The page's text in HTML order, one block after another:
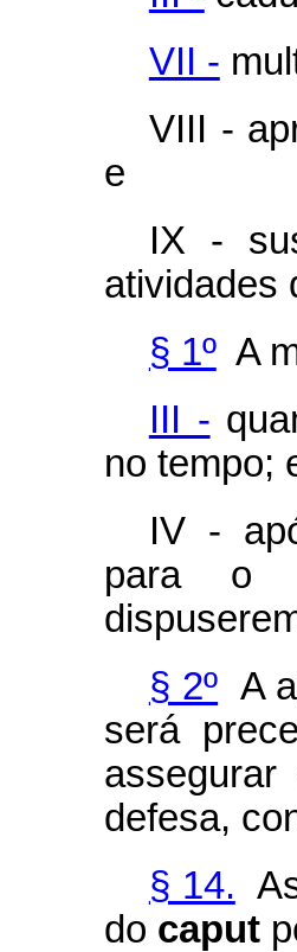
VII -
VIII -
e
IX -
atividades
§ 1ºA
III -
no tempo;
IV -
para o
§ 2º A
será
defesa,
§ 14.
do caput